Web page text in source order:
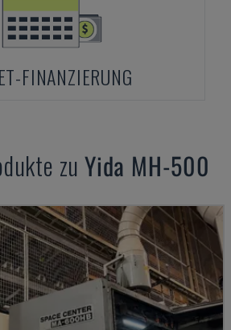
FINANZIERUNG
zu Yida MH-500